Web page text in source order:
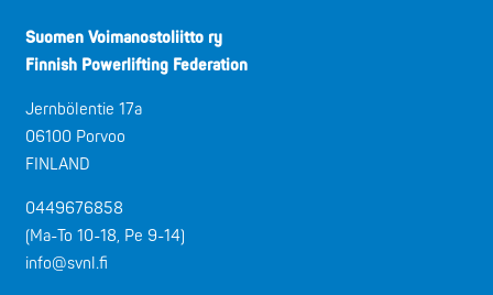
Suomen Voimanostoliitto ry
Finnish Powerlifting Federation
Jernbölentie 17a
06100 Porvoo
FINLAND
0449676858
(Ma-To 10-18, Pe 9-14)
info@svnl.fi